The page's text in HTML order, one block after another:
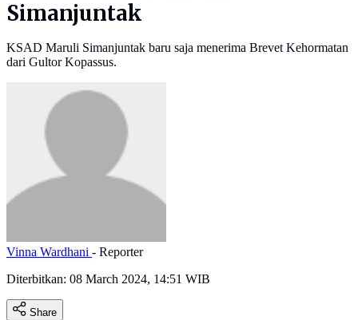
Simanjuntak
KSAD Maruli Simanjuntak baru saja menerima Brevet Kehormatan
dari Gultor Kopassus.
Vinna Wardhani - Reporter
Diterbitkan: 08 March 2024, 14:51 WIB
Share